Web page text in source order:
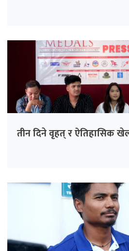
तीन दिने वृहत् र ऐतिहासिक